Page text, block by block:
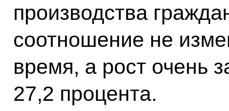
производства
соотношение не
время, а рост очень
27,2 процента.